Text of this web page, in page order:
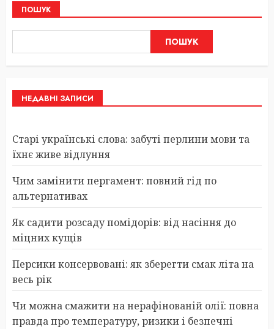
ПОШУК
ПОШУК
НЕДАВНІ ЗАПИСИ
Старі українські слова: забуті перлини мови та
їхнє живе відлуння
Чим замінити пергамент: повний гід по
альтернативах
Як садити розсаду помідорів: від насіння до
міцних кущів
Персики консервовані: як зберегти смак літа на
весь рік
Чи можна смажити на нерафінованій олії: повна
правда про температуру, ризики і безпечні